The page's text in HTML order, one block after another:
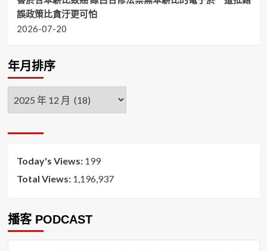
誤政策比貪汙更可怕
2026-07-20
年月排序
序
Today's Views: 199
Total Views: 1,196,937
播客 PODCAST